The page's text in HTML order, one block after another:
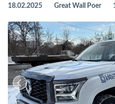
18.02.2025
Great Wall Poer